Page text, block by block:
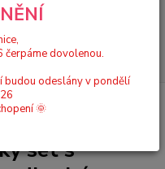
Hledat
Duhový gymnastický set s
a gumička
set s
čerpáme dovolenou.
budou odeslány v pondělí
🌞